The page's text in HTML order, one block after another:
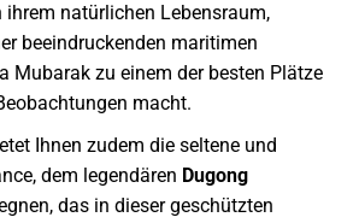
ihrem natürlichen Lebensraum,
beeindruckenden maritimen
Mubarak zu einem der besten Plätze
macht.
Ihnen zudem die seltene und
dem legendären Dugong
das in dieser geschützten